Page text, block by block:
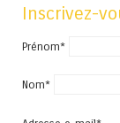
Inscrivez-
Prénom*
Nom*